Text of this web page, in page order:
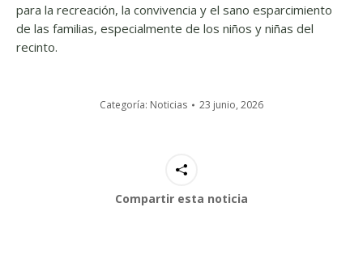
para la recreación, la convivencia y el sano esparcimiento
de las familias, especialmente de los niños y niñas del
recinto.
Categoría: Noticias 23 junio, 2026
Compartir esta noticia